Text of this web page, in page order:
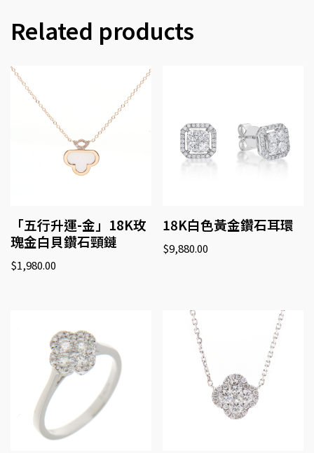
Related products
「五行升運-金」18K玫
瑰金白貝鑽石頸鏈
$1,980.00
18K白色黃金鑽石耳環
$9,880.00